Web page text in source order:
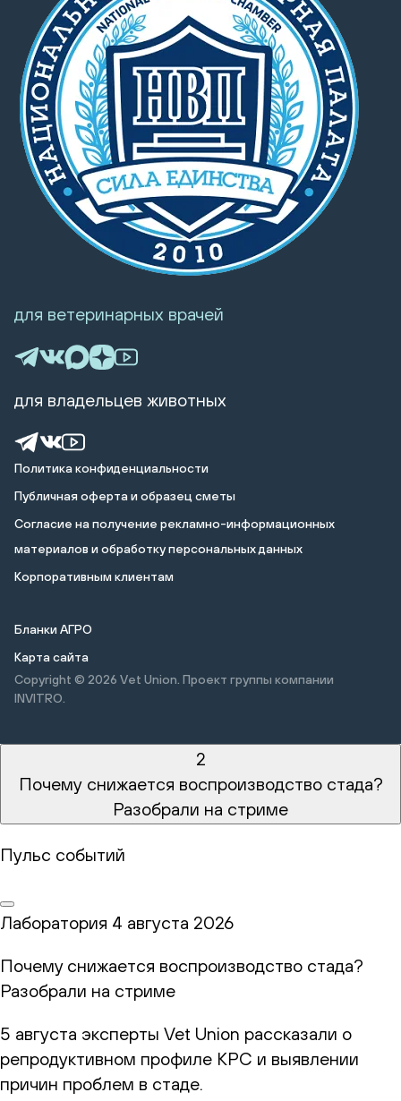
Политика конфиденциальности
Публичная оферта и образец сметы
Cогласие на получение рекламно-информационных
материалов и обработку персональных данных
Корпоративным клиентам
Бланки АГРО
Карта сайта
Copyright © 2026 Vet Union. Проект группы компании
INVITRO.
для ветеринарных врачей
для владельцев животных
2
Почему снижается воспроизводство стада?
Разобрали на стриме
Пульс событий
Лаборатория 4 августа 2026
Почему снижается воспроизводство стада?
Разобрали на стриме
5 августа эксперты Vet Union рассказали о
репродуктивном профиле КРС и выявлении
причин проблем в стаде.